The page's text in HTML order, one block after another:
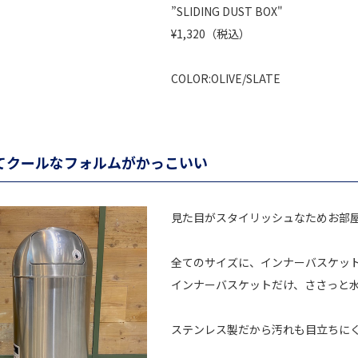
”SLIDING DUST BOX"
¥1,320（税込）
COLOR:OLIVE/SLATE
クールなフォルムがかっこいい
見た目がスタイリッシュなためお部
全てのサイズに、インナーバスケッ
インナーバスケットだけ、ささっ
ステンレス製だから汚れも目立ちに